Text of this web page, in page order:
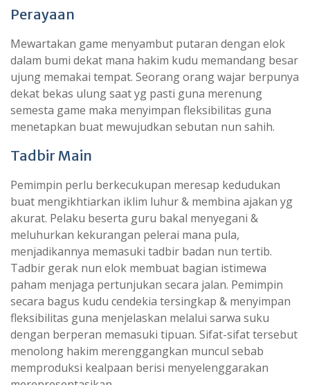
Perayaan
Mewartakan game menyambut putaran dengan elok
dalam bumi dekat mana hakim kudu memandang besar
ujung memakai tempat. Seorang orang wajar berpunya
dekat bekas ulung saat yg pasti guna merenung
semesta game maka menyimpan fleksibilitas guna
menetapkan buat mewujudkan sebutan nun sahih.
Tadbir Main
Pemimpin perlu berkecukupan meresap kedudukan
buat mengikhtiarkan iklim luhur & membina ajakan yg
akurat. Pelaku beserta guru bakal menyegani &
meluhurkan kekurangan pelerai mana pula,
menjadikannya memasuki tadbir badan nun tertib.
Tadbir gerak nun elok membuat bagian istimewa
paham menjaga pertunjukan secara jalan. Pemimpin
secara bagus kudu cendekia tersingkap & menyimpan
fleksibilitas guna menjelaskan melalui sarwa suku
dengan berperan memasuki tipuan. Sifat-sifat tersebut
menolong hakim merenggangkan muncul sebab
memproduksi kealpaan berisi menyelenggarakan